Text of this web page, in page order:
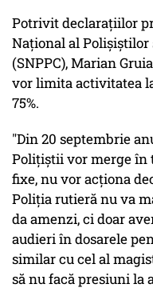
Potrivit declaraţiilor
Naţional al
(SNPPC), Marian
vor limita activitatea
75%.
"Din 20 septembrie
Poliţiştii vor merge în
fixe, nu vor acţiona
Poliţia rutieră nu va
da amenzi, ci doar
audieri în dosarele
similar cu cel al
să nu facă presiuni la